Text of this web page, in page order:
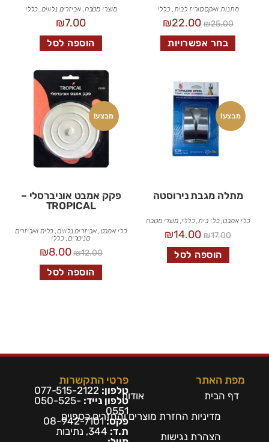
מתנות ואקססוריז לבית,כללי
₪25.00
₪22.00
בחר אפשרויות
מוצרי מטבח,אביזרים נלווים, כללי
₪7.00
הוספה לסל
מבצע!
מתלה מגבת נירוסטה
כלי אמבט,כלי בית,כללי, מוצרי מטבח
₪17.00
₪14.00
הוספה לסל
מבצע!
פקק אמבט אוניברסלי –
TROPICAL
כלי אמבט,אביזרים נלווים, כלים ואביזרים
סניטרים,כללי
₪12.00
₪8.00
הוספה לסל
מפת האתר
דף הבית
אודות
מדיניות החזרת מוצרים והחזרים כספיים
הצהרת נגישות
פרטי התקשרות
טלפון: 077-515-2122
טלפון נייד: 050-525-
0551
פקס:08-942-7101
ת.ד: